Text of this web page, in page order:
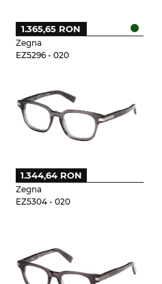
Zegna
EZ5296 - 020
1.365,65 RON
Zegna
EZ5304 - 020
1.344,64 RON